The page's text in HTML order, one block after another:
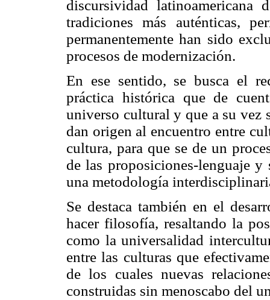
discursividad
tradiciones más auténticas,
permanentemente han sido
procesos de modernización.
En ese sentido, se busca el
práctica histórica que de
universo cultural y que a su vez
dan origen al encuentro entre
cultura, para que se de un
de las proposiciones-lenguaje
una metodología
Se destaca también en el
hacer filosofía, resaltando la
como la universalidad
entre las culturas que
de los cuales nuevas
construidas sin menoscabo del